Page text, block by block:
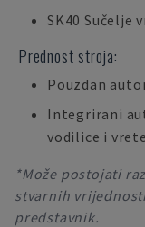
SK40 Sučelje
Prednost stroja:
Pouzdan
Integrirani
vodilice i
*Može postojati
stvarnih
predstavnik.